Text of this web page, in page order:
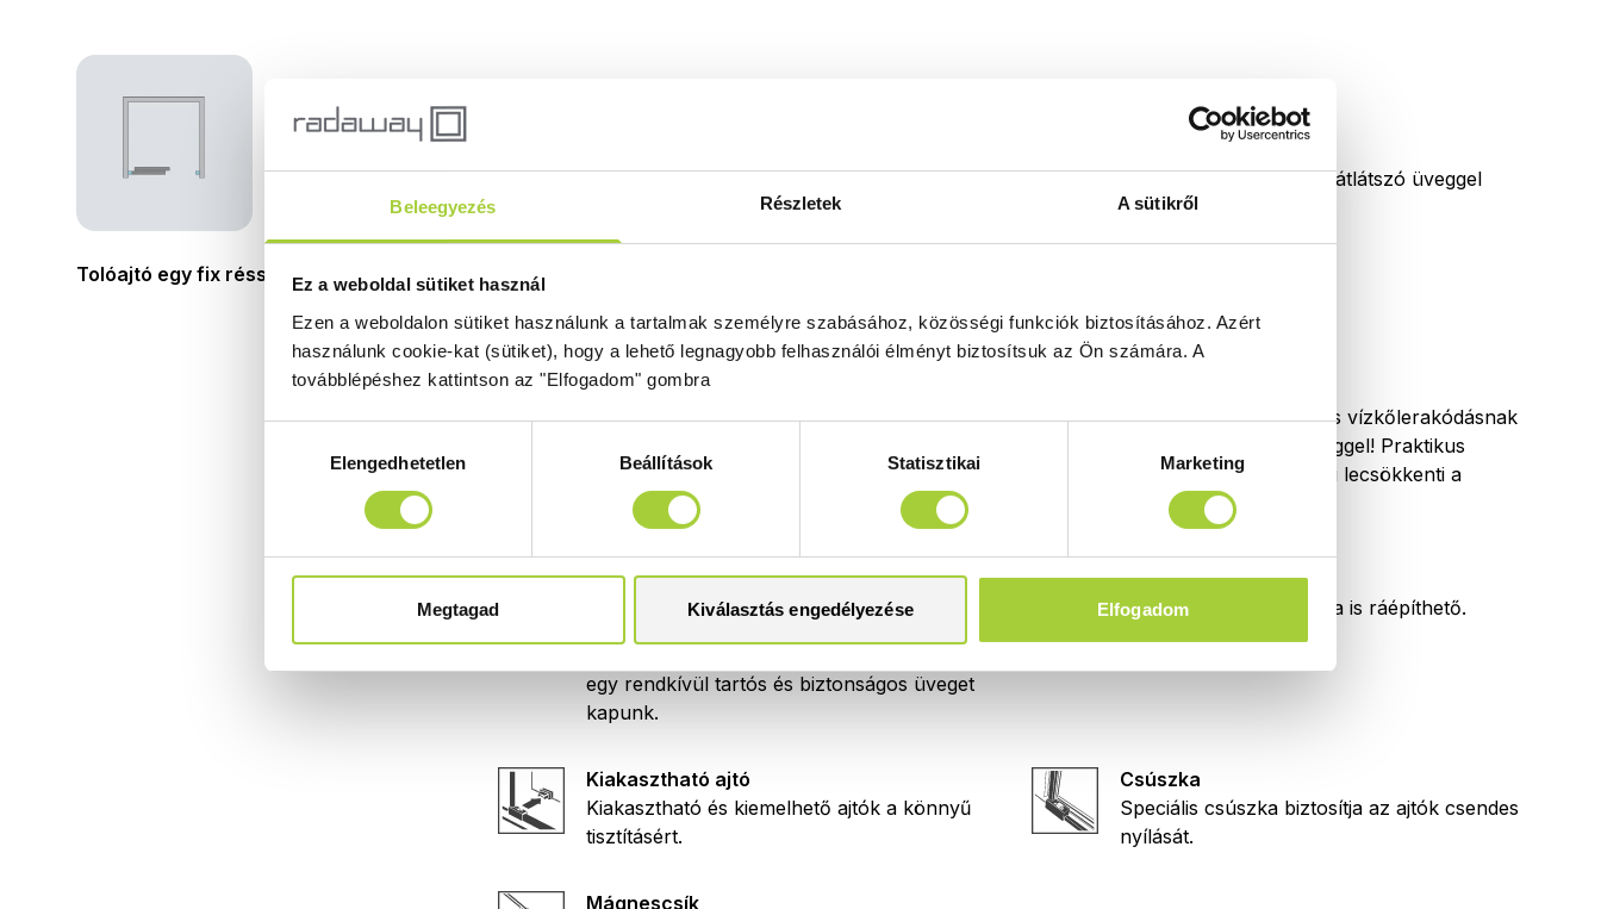
Beleegyezés Részletek A sütikről
Ez a weboldal sütiket használ
Ezen a weboldalon sütiket használunk a tartalmak személyre szabásához, közösségi funkciók biztosításához. Azért
használunk cookie-kat (sütiket), hogy a lehető legnagyobb felhasználói élményt biztosítsuk az Ön számára. A
továbblépéshez kattintson az "Elfogadom" gombra
kiválasztásaElengedhetetlen Beállítások Statisztikai Marketing
Megtagad Kiválasztás engedélyezése Elfogadom
Tolóajtó egy fix résszel
Ez a termékBalos ésJobbos kivitelben is
megvásárolható. A rendelésleadásnál
ügyeljen a pontos cikkszám megadására,
kiválasztásához.
Átlátszó üveg
Termékeinket alapáron átlátszó üveggel
kínáljuk.
Enyhe vízkijutás
Az ajtóra közvetlen irányított vízsugár
(Zuhanykabinjaink az
EN 14428:2008+A1
szabványnak megfelelően vízbiztosak.)
Mondjon búcsút a gyors vízkőlerakódásnak
védőréteggel! Praktikus
megoldást kínálunk, ami lecsökkenti a
tisztításra szánt időt is.
6 mm vastag edzett biztonsági üveg. Az
edzés hatására az üveg ütésállósága,
egy rendkívül tartós és biztonságos üveget
kapunk.
Burkolatra építhető
Közvetlenül a burkolatra is ráépíthető.
Kiakasztható ajtó
Kiakasztható és kiemelhető ajtók a könnyű
tisztításért.
Csúszka
Speciális csúszka biztosítja az ajtók csendes
nyílását.
Mágnescsík